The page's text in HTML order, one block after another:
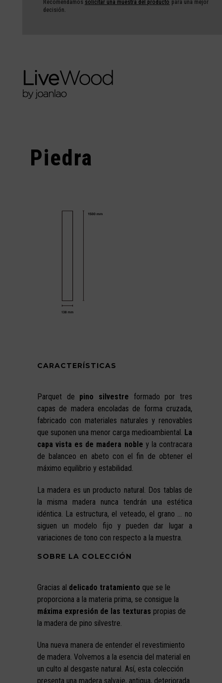
Recomendamos solicitar una muestra del producto para una mejor
decisión.
Piedra
CARACTERÍSTICAS
Parquet de pino silvestre formado por tres
capas de madera encoladas de forma cruzada,
fabricado con materiales naturales y renovables
que suponen una menor carga medioambiental. La
capa vista es de madera noble y la contracara
de balanceo en abeto con el fin de obtener el
máximo equilibrio y estabilidad.
La madera es un producto natural. Dos tablas de
la misma madera nunca tendrán una estética
idéntica. La estructura, el veteado, el grano … no
siguen un modelo fijo y pueden dar lugar a
variaciones de tono con respecto a la muestra.
SOBRE LA COLECCIÓN
Gracias al delicado tratamiento que se le
proporciona a la materia prima, se consigue la
máxima expresión de las texturas propias de
la madera de pino silvestre.
Una nueva manera de entender el revestimiento
de madera. Volvemos a la esencia del material en
un culto al desgaste natural. Así, esta colección
presenta una madera salvaje, antigua, deteriorada.